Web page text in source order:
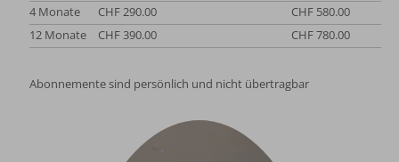
4 Monate
CHF 290.00
CHF 580.00
12 Monate
CHF 390.00 CHF 780.00
Abonnemente sind persönlich und nicht übertragbar